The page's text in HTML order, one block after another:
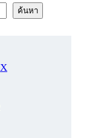
ค้นหา
X